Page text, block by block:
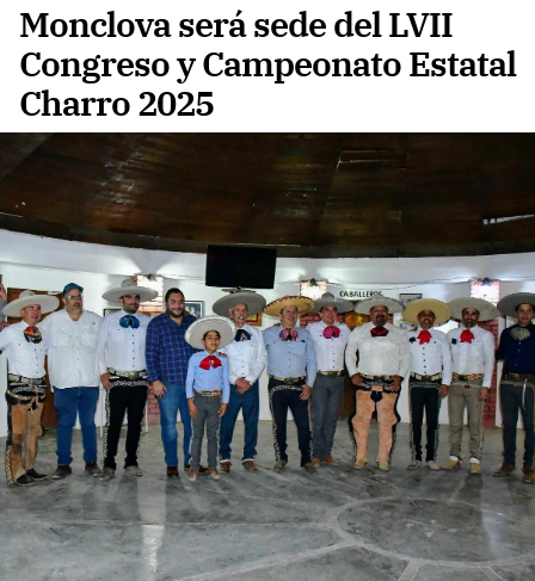
Monclova será sede del LVII
Congreso y Campeonato Estatal
Charro 2025